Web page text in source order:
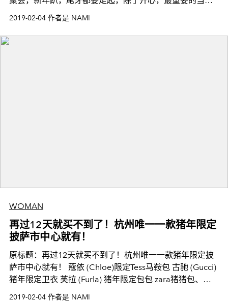
还是美丽。想要成为人群中最闪耀的星，拍出美美的照
2019-02-04 作者是 NAMI
WOMAN
再过12天就买不到了！杭州唯一一款猪年限定
披萨市中心就有！
原标题：再过12天就买不到了！杭州唯一一款猪年限定披
萨市中心就有！ 蔻依 (Chloe)限定Tess马鞍包 古驰 (Gucci)
猪年限定卫衣 芙拉 (Furla) 猪年限定包包 zara猪猪包、星
巴克猪猪杯， 各大彩妆品牌还出了
2019-02-04 作者是 NAMI